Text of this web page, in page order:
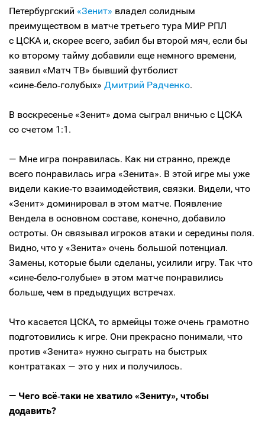
Петербургский «Зенит» владел солидным
преимуществом в матче третьего тура МИР РПЛ
с ЦСКА и, скорее всего, забил бы второй мяч, если бы
ко второму тайму добавили еще немного времени,
заявил «Матч ТВ» бывший футболист
«сине‑бело‑голубых» Дмитрий Радченко.
В воскресенье «Зенит» дома сыграл вничью с ЦСКА
со счетом 1:1.
— Мне игра понравилась. Как ни странно, прежде
всего понравилась игра «Зенита». В этой игре мы уже
видели какие‑то взаимодействия, связки. Видели, что
«Зенит» доминировал в этом матче. Появление
Вендела в основном составе, конечно, добавило
остроты. Он связывал игроков атаки и середины поля.
Видно, что у «Зенита» очень большой потенциал.
Замены, которые были сделаны, усилили игру. Так что
«сине‑бело‑голубые» в этом матче понравились
больше, чем в предыдущих встречах.
Что касается ЦСКА, то армейцы тоже очень грамотно
подготовились к игре. Они прекрасно понимали, что
против «Зенита» нужно сыграть на быстрых
контратаках — это у них и получилось.
— Чего всё‑таки не хватило «Зениту», чтобы
додавить?